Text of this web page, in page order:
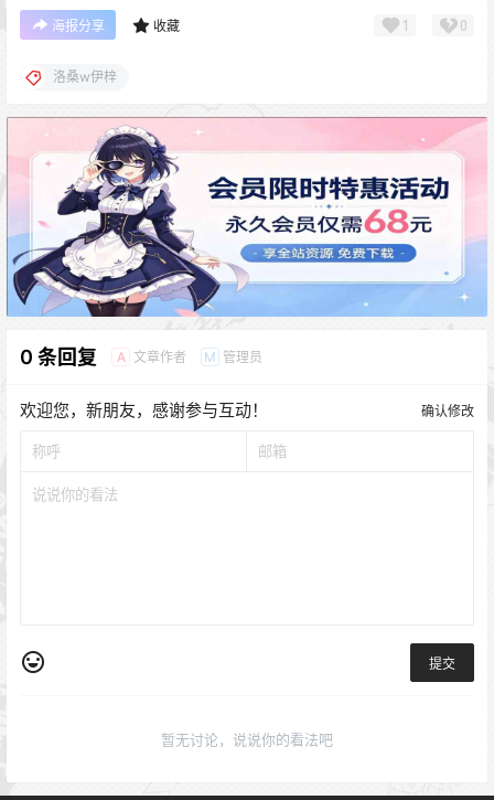
海报分享 收藏 1 0
洛桑w伊梓
0 条回复 A 文章作者 M 管理员
欢迎您，新朋友，感谢参与互动！ 确认修改
提交
暂无讨论，说说你的看法吧